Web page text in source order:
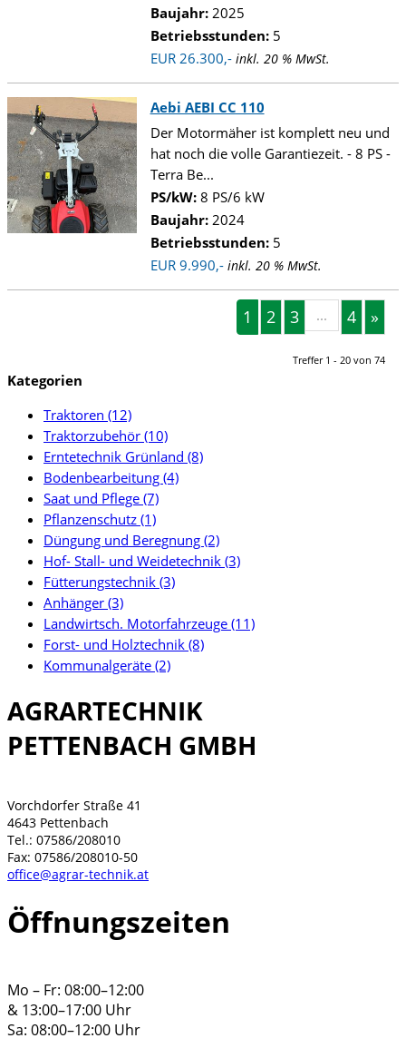
Baujahr:2025
Betriebsstunden:5
EUR 26.300,- inkl. 20 % MwSt.
Aebi AEBI CC 110
Der Motormäher ist komplett neu und
hat noch die volle Garantiezeit. - 8 PS -
Terra Be...
PS/kW:8 PS/6 kW
Baujahr:2024
Betriebsstunden:5
EUR 9.990,- inkl. 20 % MwSt.
1 2 3 ... 4 »
Treffer 1 - 20 von 74
Kategorien
Traktoren (12)
Traktorzubehör (10)
Erntetechnik Grünland (8)
Bodenbearbeitung (4)
Saat und Pflege (7)
Pflanzenschutz (1)
Düngung und Beregnung (2)
Hof- Stall- und Weidetechnik (3)
Fütterungstechnik (3)
Anhänger (3)
Landwirtsch. Motorfahrzeuge (11)
Forst- und Holztechnik (8)
Kommunalgeräte (2)
AGRARTECHNIK
PETTENBACH GMBH
Vorchdorfer Straße 41
4643 Pettenbach
Tel.: 07586/208010
Fax: 07586/208010-50
office@agrar-technik.at
Öffnungszeiten
Mo – Fr: 08:00–12:00
& 13:00–17:00 Uhr
Sa: 08:00–12:00 Uhr